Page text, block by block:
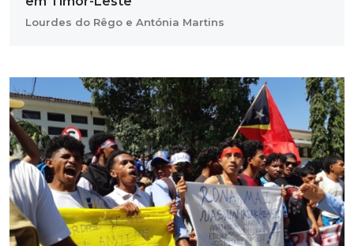
Lourdes do Rêgo e Antónia Martins